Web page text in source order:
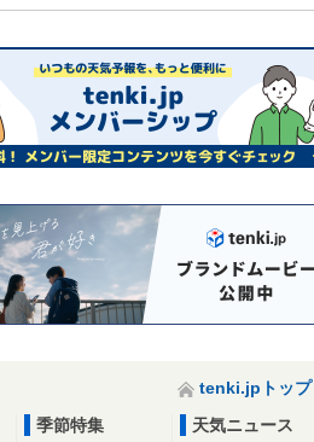
tenki.jpトップ
季節特集
天気ニュース